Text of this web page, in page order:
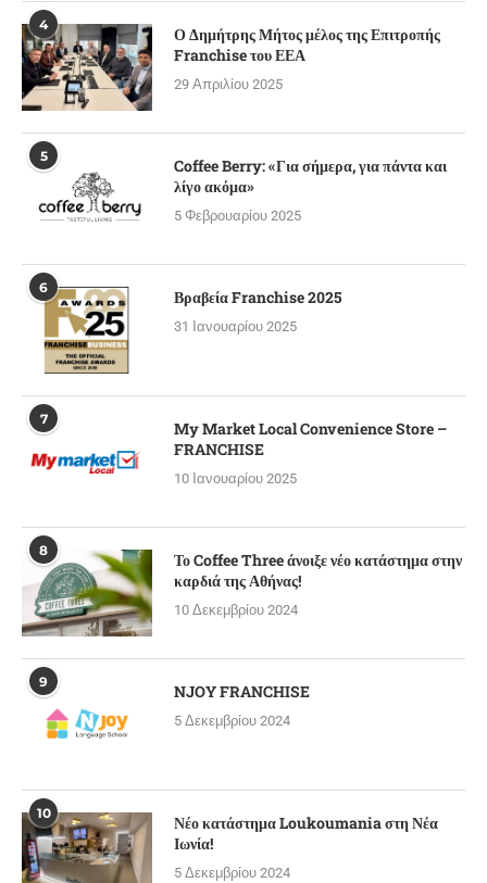
4
Ο Δημήτρης Μήτος μέλος της Επιτροπής
Franchise του ΕΕΑ
29 Απριλίου 2025
5
Coffee Berry: «Για σήμερα, για πάντα και
λίγο ακόμα»
5 Φεβρουαρίου 2025
6 Βραβεία Franchise 2025
31 Ιανουαρίου 2025
7
My Market Local Convenience Store –
FRANCHISE
10 Ιανουαρίου 2025
8
Το Coffee Three άνοιξε νέο κατάστημα στην
καρδιά της Αθήνας!
10 Δεκεμβρίου 2024
9 NJOY FRANCHISE
5 Δεκεμβρίου 2024
10
Νέο κατάστημα Loukoumania στη Νέα
Ιωνία!
5 Δεκεμβρίου 2024